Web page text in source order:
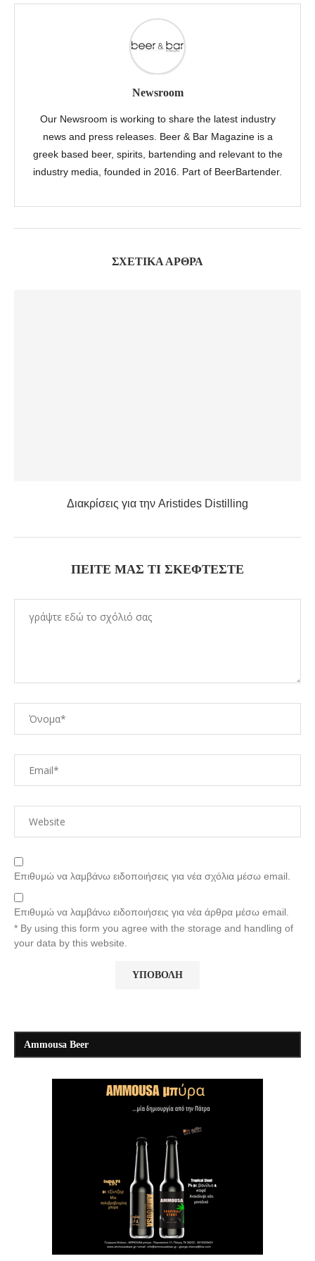
Newsroom
Our Newsroom is working to share the latest industry
news and press releases. Beer & Bar Magazine is a
greek based beer, spirits, bartending and relevant to the
industry media, founded in 2016. Part of BeerBartender.
ΣΧΕΤΙΚΆ ΆΡΘΡΑ
Διακρίσεις για την Aristides Distilling
ΠΕΊΤΕ ΜΑΣ ΤΙ ΣΚΈΦΤΕΣΤΕ
Επιθυμώ να λαμβάνω ειδοποιήσεις για νέα σχόλια μέσω email.
Επιθυμώ να λαμβάνω ειδοποιήσεις για νέα άρθρα μέσω email.
* By using this form you agree with the storage and handling of
your data by this website.
Ammousa Beer